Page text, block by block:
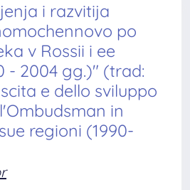
i razvitija
po
v Rossii i ee
- 2004 gg.)" (trad:
e dello sviluppo
in
regioni (1990-